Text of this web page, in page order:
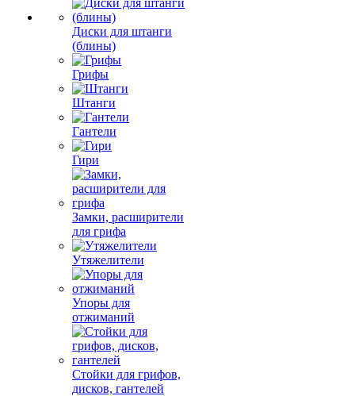
Диски для штанги
(блины)
Грифы
Штанги
Гантели
Гири
Замки, расширители
для грифа
Утяжелители
Упоры для
отжиманий
Стойки для грифов,
дисков, гантелей